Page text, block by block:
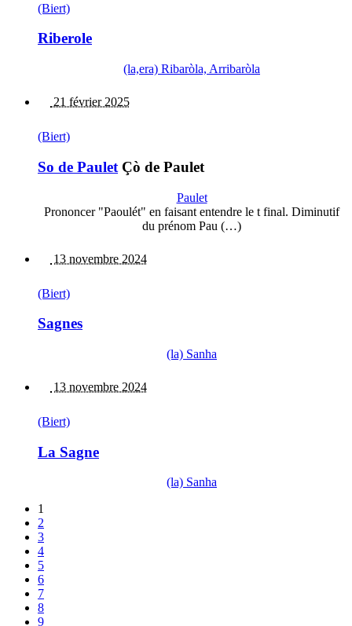
(Biert)
Riberole
(la,era) Ribaròla, Arribaròla
21 février 2025
(Biert)
So de Paulet Çò de Paulet
Paulet
Prononcer "Paoulét" en faisant entendre le t final. Diminutif
du prénom Pau (…)
13 novembre 2024
(Biert)
Sagnes
(la) Sanha
13 novembre 2024
(Biert)
La Sagne
(la) Sanha
1
2
3
4
5
6
7
8
9